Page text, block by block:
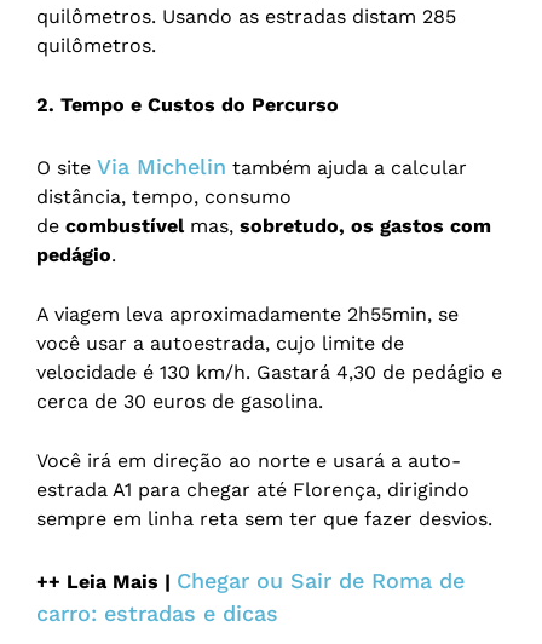
quilômetros. Usando as estradas distam 285
quilômetros.
2. Tempo e Custos do Percurso
O site Via Michelin também ajuda a calcular
distância, tempo, consumo
de combustívelmas, sobretudo, os gastos com
pedágio.
A viagem leva aproximadamente 2h55min, se
você usar a autoestrada, cujo limite de
velocidade é 130 km/h. Gastará 4,30 de pedágio e
cerca de 30 euros de gasolina.
Você irá em direção ao norte e usará a auto-
estrada A1 para chegar até Florença, dirigindo
sempre em linha reta sem ter que fazer desvios.
++ Leia Mais | Chegar ou Sair de Roma de
carro: estradas e dicas